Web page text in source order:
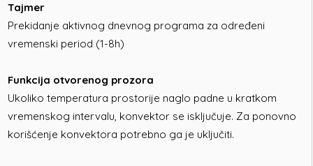
Tajmer
Prekidanje aktivnog dnevnog programa za određeni
vremenski period (1-8h)
Funkcija otvorenog prozora
Ukoliko temperatura prostorije naglo padne u kratkom
vremenskog intervalu, konvektor se isključuje. Za ponovno
korišćenje konvektora potrebno ga je uključiti.